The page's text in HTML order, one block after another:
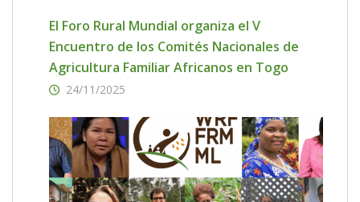
El Foro Rural Mundial organiza el V
Encuentro de los Comités Nacionales de
Agricultura Familiar Africanos en Togo
24/11/2025